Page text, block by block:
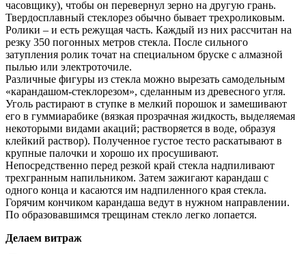
часовщику), чтобы он перевернул зерно на другую грань.
Твердосплавный стеклорез обычно бывает трехроликовым.
Ролики – и есть режущая часть. Каждый из них рассчитан на
резку 350 погонных метров стекла. После сильного
затупления ролик точат на специальном бруске с алмазной
пылью или электроточиле.
Различные фигуры из стекла можно вырезать самодельным
«карандашом-стеклорезом», сделанным из древесного угля.
Уголь растирают в ступке в мелкий порошок и замешивают
его в гуммиарабике (вязкая прозрачная жидкость, выделяемая
некоторыми видами акаций; растворяется в воде, образуя
клейкий раствор). Полученное густое тесто раскатывают в
крупные палочки и хорошо их просушивают.
Непосредственно перед резкой край стекла надпиливают
трехгранным напильником. Затем зажигают карандаш с
одного конца и касаются им надпиленного края стекла.
Горячим кончиком карандаша ведут в нужном направлении.
По образовавшимся трещинам стекло легко лопается.
Делаем витраж